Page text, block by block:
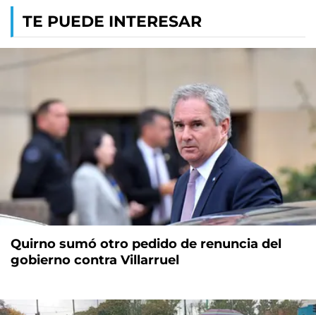
TE PUEDE INTERESAR
Quirno sumó otro pedido de renuncia del
gobierno contra Villarruel